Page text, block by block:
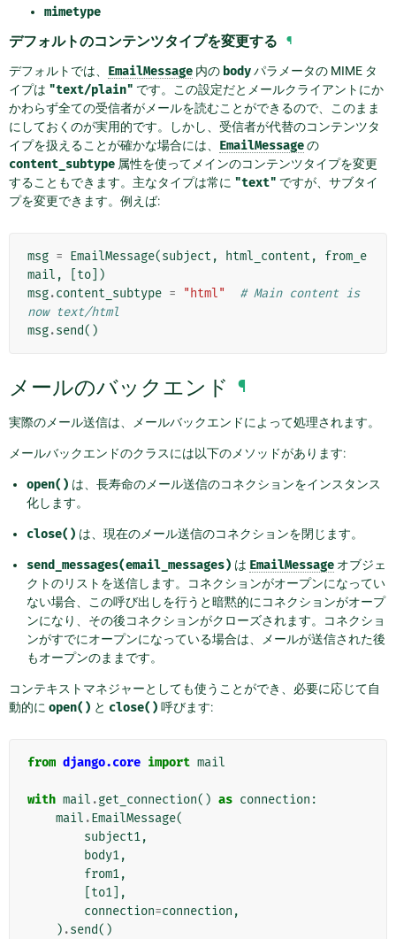
mimetype
デフォルトのコンテンツタイプを変更する ¶
デフォルトでは、 EmailMessage 内の bodyパラメータの MIME タ
イプは "text/plain" です。この設定だとメールクライアントにか
かわらず全ての受信者がメールを読むことができるので、このまま
にしておくのが実用的です。しかし、受信者が代替のコンテンツタ
イプを扱えることが確かな場合には、 EmailMessageの
content_subtype 属性を使ってメインのコンテンツタイプを変更
することもできます。主なタイプは常に "text" ですが、サブタイ
プを変更できます。例えば:
msg = EmailMessage(subject , html_content ,
from_e
mail , to ])
msg.content_subtype = "html"
# Main content is
now text/html
msg.send()
メールのバックエンド ¶
実際のメール送信は、メールバックエンドによって処理されます。
メールバックエンドのクラスには以下のメソッドがあります:
open() は、長寿命のメール送信のコネクションをインスタンス
化します。
close() は、現在のメール送信のコネクションを閉じます。
send_messages(email_messages) は EmailMessage オブジェ
クトのリストを送信します。コネクションがオープンになってい
ない場合、この呼び出しを行うと暗黙的にコネクションがオープ
ンになり、その後コネクションがクローズされます。コネクショ
ンがすでにオープンになっている場合は、メールが送信された後
もオープンのままです。
コンテキストマネジャーとしても使うことができ、必要に応じて自
動的に open() と close() 呼びます:
from django.core import mail
with mail .get_connection() as connection :
mail .EmailMessage(
subject1,
body1,
from1,
to1 ],
connection=connection ,
) .send()